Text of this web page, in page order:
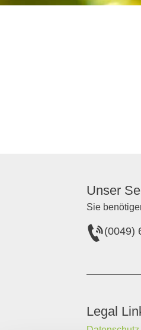
Unser
Sie
(0049)
Legal